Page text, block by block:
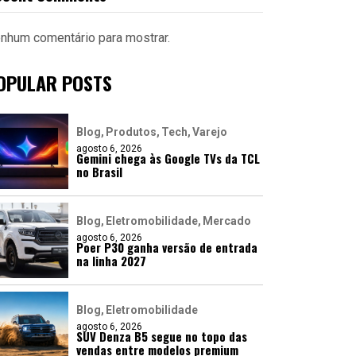
comentário para mostrar.
POSTS
Blog Produtos Tech Varejo
agosto 6, 2026
Gemini chega às Google TVs da TCL
no Brasil
Blog Eletromobilidade Mercado
agosto 6, 2026
Poer P30 ganha versão de entrada
na linha 2027
Blog Eletromobilidade
agosto 6, 2026
SUV Denza B5 segue no topo das
vendas entre modelos premium